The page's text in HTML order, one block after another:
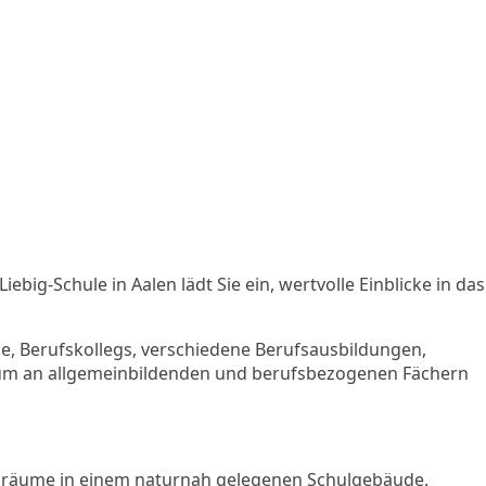
Schule in Aalen lädt Sie ein, wertvolle Einblicke in das
Berufskollegs, verschiedene Berufsausbildungen,
an allgemeinbildenden und berufsbezogenen Fächern
in einem naturnah gelegenen Schulgebäude.